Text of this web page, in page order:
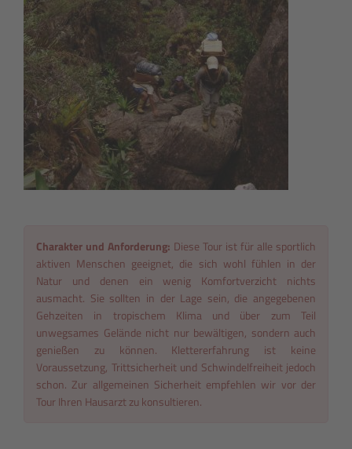
Charakter und Anforderung: Diese Tour ist für alle sportlich
aktiven Menschen geeignet, die sich wohl fühlen in der
Natur und denen ein wenig Komfortverzicht nichts
ausmacht. Sie sollten in der Lage sein, die angegebenen
Gehzeiten in tropischem Klima und über zum Teil
unwegsames Gelände nicht nur bewältigen, sondern auch
genießen zu können. Klettererfahrung ist keine
Voraussetzung, Trittsicherheit und Schwindelfreiheit jedoch
schon. Zur allgemeinen Sicherheit empfehlen wir vor der
Tour Ihren Hausarzt zu konsultieren.